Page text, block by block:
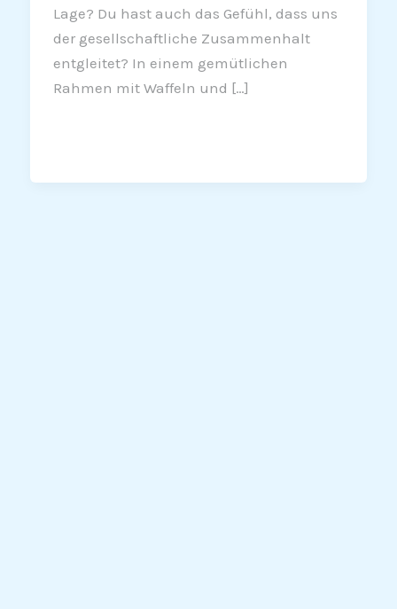
Lage? Du hast auch das Gefühl, dass uns
der gesellschaftliche Zusammenhalt
entgleitet? In einem gemütlichen
Rahmen mit Waffeln und […]